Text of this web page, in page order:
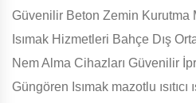
Güvenilir Beton Zemin Kurutma
Isımak Hizmetleri Bahçe Dış
Nem Alma Cihazları Güvenilir
Güngören Isımak mazotlu ısıtıcı